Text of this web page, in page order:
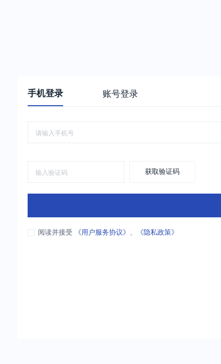
手机登录 账号登录
获取验证码
阅读并接受 《用户服务协议》 、 《隐私政策》